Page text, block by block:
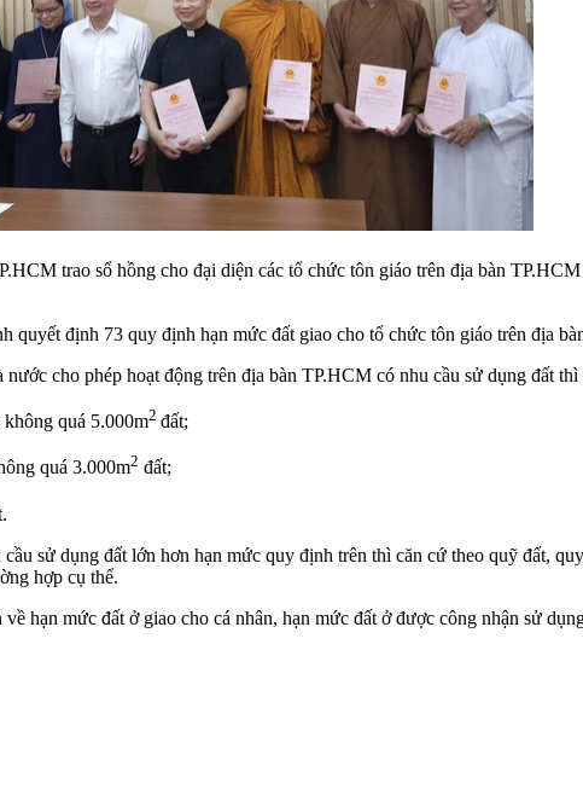
trao sổ hồng cho đại diện các tổ chức tôn giáo trên địa bàn
định 73 quy định hạn mức đất giao cho tổ chức tôn giáo trên địa
cho phép hoạt động trên địa bàn TP.HCM có nhu cầu sử dụng đất
quá 5.000m2 đất;
quá 3.000m2 đất;
sử dụng đất lớn hơn hạn mức quy định trên thì căn cứ theo quỹ đất,
hợp cụ thể.
hạn mức đất ở giao cho cá nhân, hạn mức đất ở được công nhận sử